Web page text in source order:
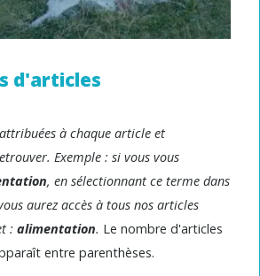
d'articles
à chaque article et
Exemple : si vous vous
, en sélectionnant ce terme dans
aurez accès à tous nos articles
: alimentation. Le nombre d'articles
entre parenthèses.